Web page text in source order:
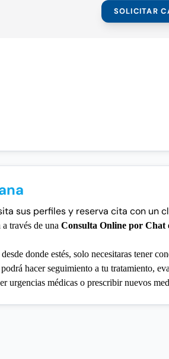
SOLICITAR
sus perfiles y reserva cita con un
través de una Consulta Online por Chat
donde estés, solo necesitaras tener
hacer seguimiento a tu tratamiento,
urgencias médicas o prescribir nuevos